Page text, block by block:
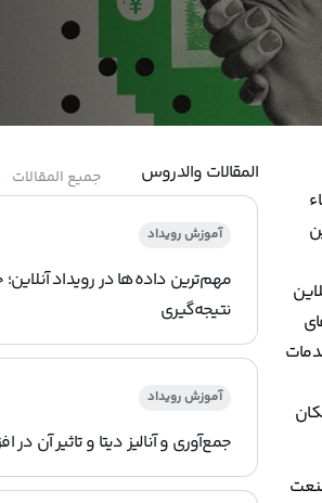
المقالات والدروس جميع المقالات
آموزش رویداد
مهم‌ترین داده‌ها در رویداد آنلاین؛
نتیجه‌گیری
آموزش رویداد
جمع‌آوری و آنالیز دیتا و تاثیر آن